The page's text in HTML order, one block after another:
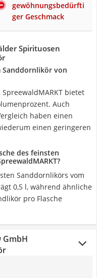
gewöhnungsbedürfti
ger Geschmack
Spirituosen
Sanddornlikör von
bietet
Auch
haben einen
einen geringeren
des feinsten
Sanddornlikörs vom
0,5 l, während ähnliche
pro Flasche
GmbH